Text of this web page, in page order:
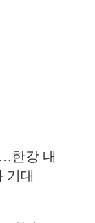
한강 내
기대